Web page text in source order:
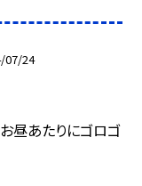
07/24
昼あたりにゴロゴ